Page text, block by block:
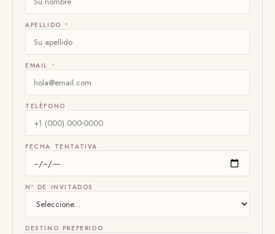
APELLIDO *
EMAIL *
TELÉFONO
FECHA TENTATIVA
Nº DE INVITADOS
DESTINO PREFERIDO